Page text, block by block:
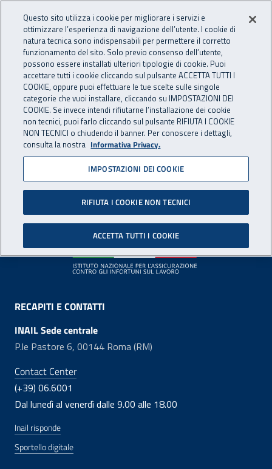
INAIL - Istituto Nazionale
Apri cerca
Navigazione principale
Pagina non disponibile
Il contenuto non è stato trovato. Per continuare la
navigazione è possibile ritornare alla
Footer
RECAPITI E CONTATTI
INAIL Sede centrale
P.le Pastore 6, 00144 Roma (RM)
Contact Center
(+39) 06.6001
Dal lunedì al venerdì dalle 9.00 alle 18.00
Inail risponde
Sportello digitale
Questo sito utilizza i cookie per migliorare i servizi e
ottimizzare l’esperienza di navigazione dell’utente. I cookie di
natura tecnica sono indispensabili per permettere il corretto
funzionamento del sito. Solo previo consenso dell’utente,
possono essere installati ulteriori tipologie di cookie. Puoi
accettare tutti i cookie cliccando sul pulsante ACCETTA TUTTI I
COOKIE, oppure puoi effettuare le tue scelte sulle singole
categorie che vuoi installare, cliccando su IMPOSTAZIONI DEI
COOKIE. Se invece intendi rifiutarne l’installazione dei cookie
non tecnici, puoi farlo cliccando sul pulsante RIFIUTA I COOKIE
NON TECNICI o chiudendo il banner. Per conoscere i dettagli,
consulta la nostra Informativa Privacy.
IMPOSTAZIONI DEI COOKIE
RIFIUTA I COOKIE NON TECNICI
ACCETTA TUTTI I COOKIE